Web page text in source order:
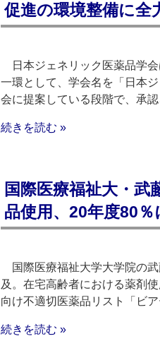
促進の環境整備に全
日本ジェネリック医薬品学
一環として、学会名を「日本
会に提案している段階で、承
続きを読む »
国際医療福祉大・武
品使用、20年度80％
国際医療福祉大学大学院の
及。在宅高齢者における薬剤
向け不適切医薬品リスト「ビ
続きを読む »